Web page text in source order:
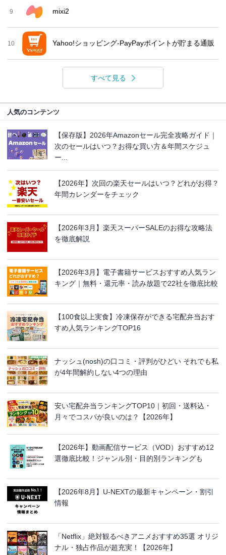
9 mixi2
10 Yahoo!ショッピング-PayPayポイントが貯まる通販
すべて見る
人気のコンテンツ
【保存版】2026年Amazonセール完全攻略ガイド｜
次のセールはいつ？お得な買い方＆年間スケジュ
ー...
【2026年】次回の楽天セールはいつ？どれがお得？
年間カレンダーをチェック
【2026年3月】楽天スーパーSALEのお得な攻略法
を徹底解説
【2026年3月】電子書籍サービスおすすめ人気ラン
キング｜無料・還元率・読み放題で22社を徹底比較
【100食以上実食】冷凍保存ができる宅配弁当おす
すめ人気ランキングTOP16
ナッシュ(nosh)の口コミ・評判がひどい それでも私
が4年間解約しない4つの理由
安い宅配弁当ランキングTOP10｜初回・送料込・
月々でコスパが良いのは？【2026年】
【2026年】動画配信サービス（VOD）おすすめ12
選徹底比較！ジャンル別・目的別ランキングも
【2026年8月】U-NEXTの最新キャンペーン・割引
情報
「Netflix」絶対観るべきアニメおすすめ35選 オリジ
ナル・独占作品が超充実！【2026年】